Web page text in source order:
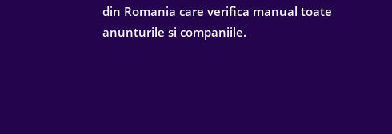
din Romania care verifica manual toate
anunturile si companiile.